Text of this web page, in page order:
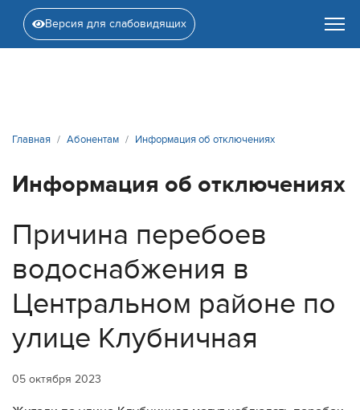
Версия для слабовидящих
Главная Абонентам Информация об отключениях
Информация об отключениях
Причина перебоев
водоснабжения в
Центральном районе по
улице Клубничная
05 октября 2023